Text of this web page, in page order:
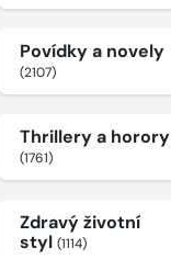
Povídky a novely
(2107)
Thrillery a horory
(1761)
Zdravý životní
styl(1114)